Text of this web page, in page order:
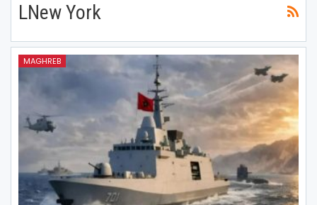
LNew York
MAGHREB